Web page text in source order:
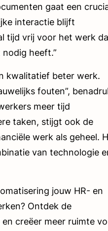
gaat een
interactie blijft
tijd vrij voor het werk
heeft.”
kwalitatief beter werk.
fouten”,
meer tijd
taken, stijgt ook de
werk als geheel.
van technologie
jouw HR- en
Ontdek de
creëer meer ruimte